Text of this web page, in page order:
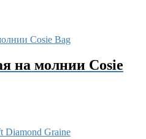
на молнии Cosie